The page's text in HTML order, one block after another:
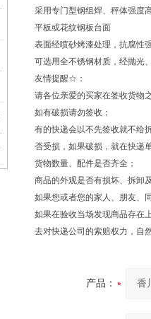
采用专门型钢组焊、秤体强度
平板或花纹钢板台面
表面经喷砂烤漆处理，抗腐性
可选用全不锈钢材质，经抛光
友情提醒☆：
请各位亲爱的买家在签收货物
如有破损请勿签收；
有的快递会以不先签收就不给
否受损，如果破损，就在快递
货物数量、配件是否齐全；
商品的外观是否有损坏、拆卸
如果您或者您的家人、朋友、
如果在验收当场发现商品存在
去对快递公司的索赔权力，自
产品：